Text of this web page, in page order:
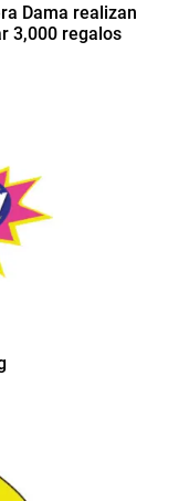
Dama realizan
3,000 regalos